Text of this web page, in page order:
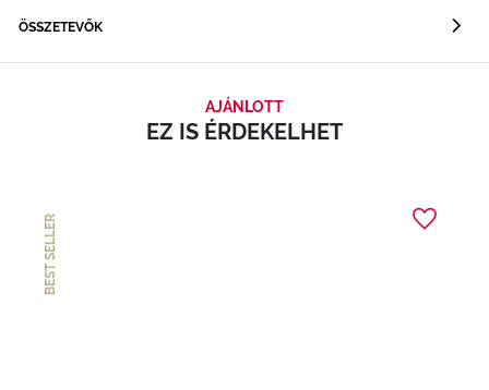
ÖSSZETEVŐK
AJÁNLOTT
EZ IS ÉRDEKELHET
BEST SELLER